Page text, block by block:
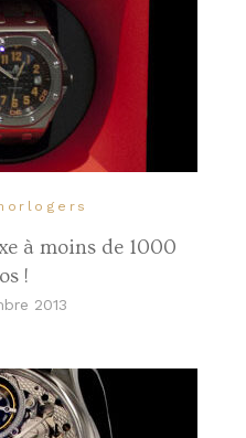
à moins de 1000
!
2013